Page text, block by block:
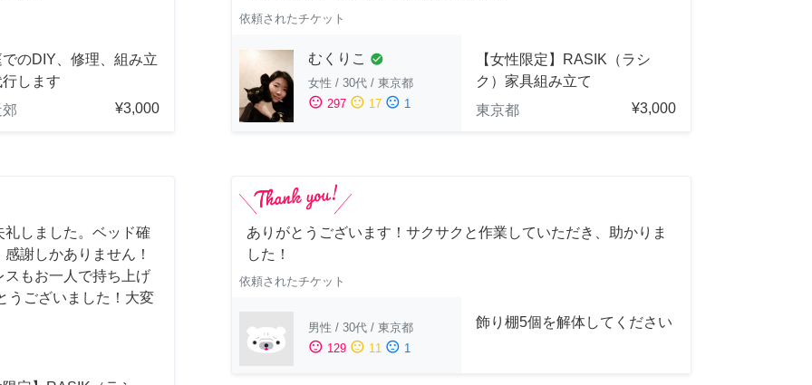
のDIY、修理、組み立
します
¥3,000
依頼されたチケット
むくりこ check_circle
女性 / 30代 / 東京都
sentiment_satisfied 297 sentiment_neutral 17 sentiment_dissatisfied 1
【女性限定】RASIK（ラシ
ク）家具組み立て
東京都
¥3,000
しました。ベッド確
謝しかありません！
もお一人で持ち上げ
うございました！大変
ありがとうございます！サクサクと作業していただき、助かりま
した！
依頼されたチケット
男性 / 30代 / 東京都
sentiment_satisfied 129 sentiment_neutral 11 sentiment_dissatisfied 1
飾り棚5個を解体してください